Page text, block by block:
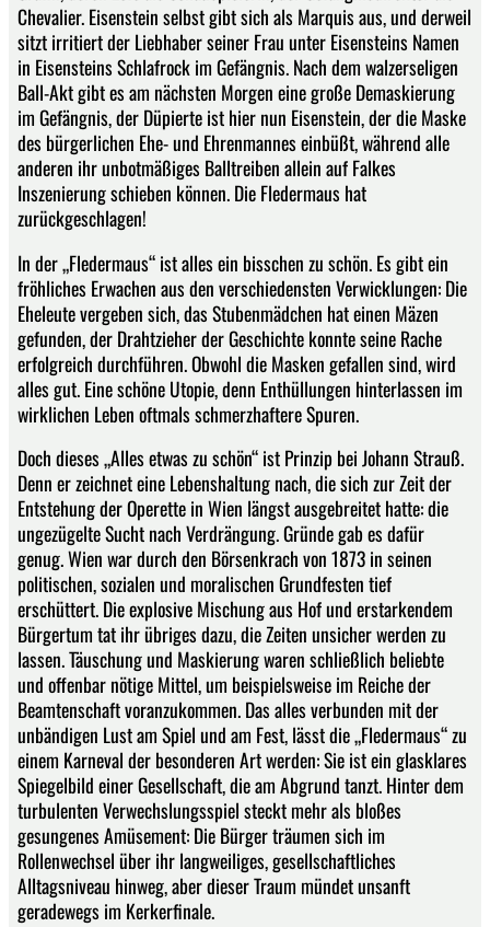
Chevalier. Eisenstein selbst gibt sich als Marquis aus, und derweil
sitzt irritiert der Liebhaber seiner Frau unter Eisensteins Namen
in Eisensteins Schlafrock im Gefängnis. Nach dem walzerseligen
Ball-Akt gibt es am nächsten Morgen eine große Demaskierung
im Gefängnis, der Düpierte ist hier nun Eisenstein, der die Maske
des bürgerlichen Ehe- und Ehrenmannes einbüßt, während alle
anderen ihr unbotmäßiges Balltreiben allein auf Falkes
Inszenierung schieben können. Die Fledermaus hat
zurückgeschlagen!
In der „Fledermaus“ ist alles ein bisschen zu schön. Es gibt ein
fröhliches Erwachen aus den verschiedensten Verwicklungen: Die
Eheleute vergeben sich, das Stubenmädchen hat einen Mäzen
gefunden, der Drahtzieher der Geschichte konnte seine Rache
erfolgreich durchführen. Obwohl die Masken gefallen sind, wird
alles gut. Eine schöne Utopie, denn Enthüllungen hinterlassen im
wirklichen Leben oftmals schmerzhaftere Spuren.
Doch dieses „Alles etwas zu schön“ ist Prinzip bei Johann Strauß.
Denn er zeichnet eine Lebenshaltung nach, die sich zur Zeit der
Entstehung der Operette in Wien längst ausgebreitet hatte: die
ungezügelte Sucht nach Verdrängung. Gründe gab es dafür
genug. Wien war durch den Börsenkrach von 1873 in seinen
politischen, sozialen und moralischen Grundfesten tief
erschüttert. Die explosive Mischung aus Hof und erstarkendem
Bürgertum tat ihr übriges dazu, die Zeiten unsicher werden zu
lassen. Täuschung und Maskierung waren schließlich beliebte
und offenbar nötige Mittel, um beispielsweise im Reiche der
Beamtenschaft voranzukommen. Das alles verbunden mit der
unbändigen Lust am Spiel und am Fest, lässt die „Fledermaus“ zu
einem Karneval der besonderen Art werden: Sie ist ein glasklares
Spiegelbild einer Gesellschaft, die am Abgrund tanzt. Hinter dem
turbulenten Verwechslungsspiel steckt mehr als bloßes
gesungenes Amüsement: Die Bürger träumen sich im
Rollenwechsel über ihr langweiliges, gesellschaftliches
Alltagsniveau hinweg, aber dieser Traum mündet unsanft
geradewegs im Kerkerfinale.